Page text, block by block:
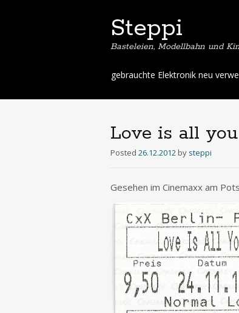
Steppi
Basteleien, Modellbahn und
Skip
content
gebrauchte Elektronik neu
Love is all
Posted 26.12.2012 by steppi
Gesehen im Cinemaxx am